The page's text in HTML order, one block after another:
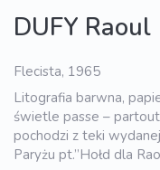
DUFY Raoul
Flecista, 1965
Litografia barwna,
świetle passe –
pochodzi z teki
Paryżu pt.”Hołd dla